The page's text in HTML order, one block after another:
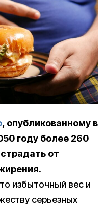
, опубликованному в
году более 260
от
избыточный вес и
серьезных